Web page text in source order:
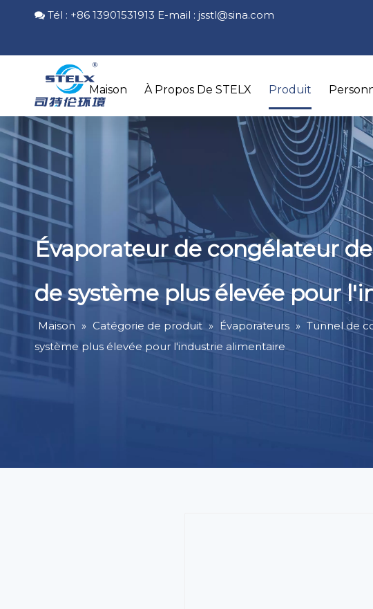
 Tél : +86 13901531913 E-mail : jsstl@sina.com
Maison À Propos De STELX Produit
Évaporateur de congélateur
de système plus élevée pour
Maison » Catégorie de produit » Évaporateurs » Tunnel de
système plus élevée pour l'industrie alimentaire